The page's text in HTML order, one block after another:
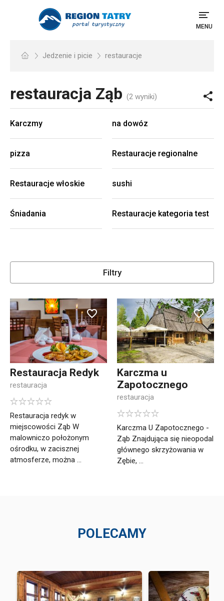
MENU
Jedzenie i picie restauracje
restauracja Ząb (2 wyniki)
Karczmy na dowóz
pizza Restauracje regionalne
Restauracje włoskie sushi
Śniadania Restauracje kategoria test
Filtry
Restauracja Redyk
restauracja
Restauracja redyk w
miejscowości Ząb W
malowniczo położonym
ośrodku, w zacisznej
atmosferze, można ...
Karczma u
Zapotocznego
restauracja
Karczma U Zapotocznego -
Ząb Znajdująca się nieopodal
głównego skrzyżowania w
Zębie, ...
POLECAMY